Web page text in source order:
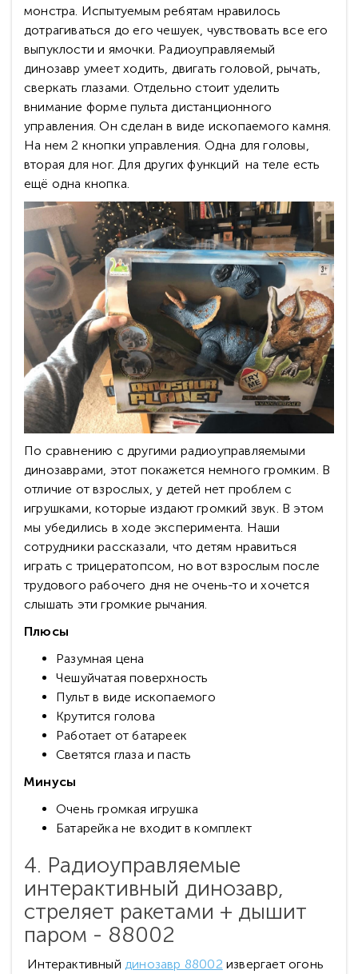
монстра. Испытуемым ребятам нравилось
дотрагиваться до его чешуек, чувствовать все его
выпуклости и ямочки. Радиоуправляемый
динозавр умеет ходить, двигать головой, рычать,
сверкать глазами. Отдельно стоит уделить
внимание форме пульта дистанционного
управления. Он сделан в виде ископаемого камня.
На нем 2 кнопки управления. Одна для головы,
вторая для ног. Для других функций на теле есть
ещё одна кнопка.
По сравнению с другими радиоуправляемыми
динозаврами, этот покажется немного громким. В
отличие от взрослых, у детей нет проблем с
игрушками, которые издают громкий звук. В этом
мы убедились в ходе эксперимента. Наши
сотрудники рассказали, что детям нравиться
играть с трицератопсом, но вот взрослым после
трудового рабочего дня не очень-то и хочется
слышать эти громкие рычания.
Плюсы
Разумная цена
Чешуйчатая поверхность
Пульт в виде ископаемого
Крутится голова
Работает от батареек
Светятся глаза и пасть
Минусы
Очень громкая игрушка
Батарейка не входит в комплект
4. Радиоуправляемые
интерактивный динозавр,
стреляет ракетами + дышит
паром - 88002
Интерактивный динозавр 88002 извергает огонь